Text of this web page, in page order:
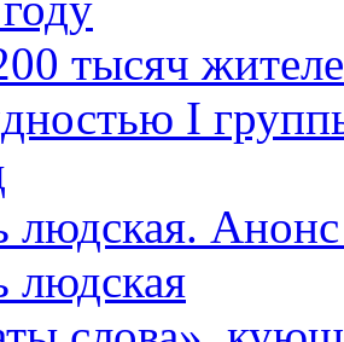
тысяч
I
людская.
людская